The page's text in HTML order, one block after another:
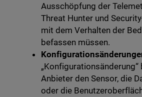
Ausschöpfung der
Threat Hunter und
mit dem Verhalten der
befassen müssen.
Anbieter den Sensor, die
oder die